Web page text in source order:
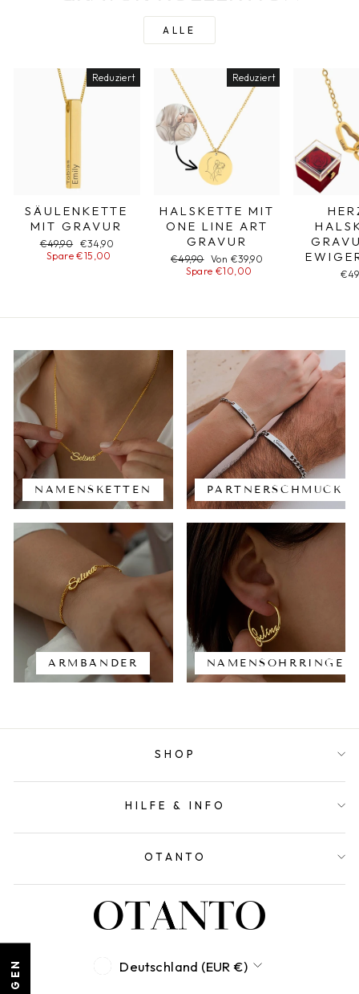
ALLE
Reduziert
SÄULENKETTE
MIT GRAVUR
Normaler
Preis
€49,90 Sonderpreis
€34,90
Spare €15,00
Reduziert
HALSKETTE MIT
ONE LINE ART
GRAVUR
Normaler
Preis
€49,90 Sonderpreis
Von €39,90
Spare €10,00
NAMENSKETTEN PARTNERSCHMUCK
ARMBÄNDER NAMENSOHRRINGE
SHOP
HILFE & INFO
OTANTO
WÄHRUNG
Deutschland (EUR €)